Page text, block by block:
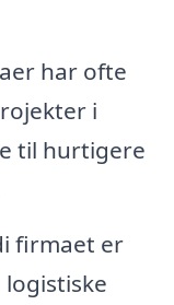
har ofte
i
til hurtigere
firmaet er